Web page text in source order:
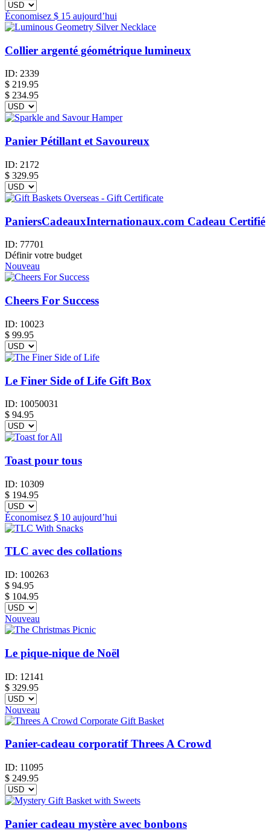
Économisez $ 15 aujourd’hui
Collier argenté géométrique lumineux
ID: 2339
$ 219.95
$ 234.95
Panier Pétillant et Savoureux
ID: 2172
$ 329.95
PaniersCadeauxInternationaux.com Cadeau Certifié
ID: 77701
Définir votre budget
Nouveau
Cheers For Success
ID: 10023
$ 99.95
Le Finer Side of Life Gift Box
ID: 10050031
$ 94.95
Toast pour tous
ID: 10309
$ 194.95
Économisez $ 10 aujourd’hui
TLC avec des collations
ID: 100263
$ 94.95
$ 104.95
Nouveau
Le pique-nique de Noël
ID: 12141
$ 329.95
Nouveau
Panier-cadeau corporatif Threes A Crowd
ID: 11095
$ 249.95
Panier cadeau mystère avec bonbons